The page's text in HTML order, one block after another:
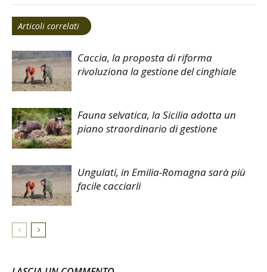
Articoli correlati
Caccia, la proposta di riforma
rivoluziona la gestione del cinghiale
Fauna selvatica, la Sicilia adotta un
piano straordinario di gestione
Ungulati, in Emilia-Romagna sarà più
facile cacciarli